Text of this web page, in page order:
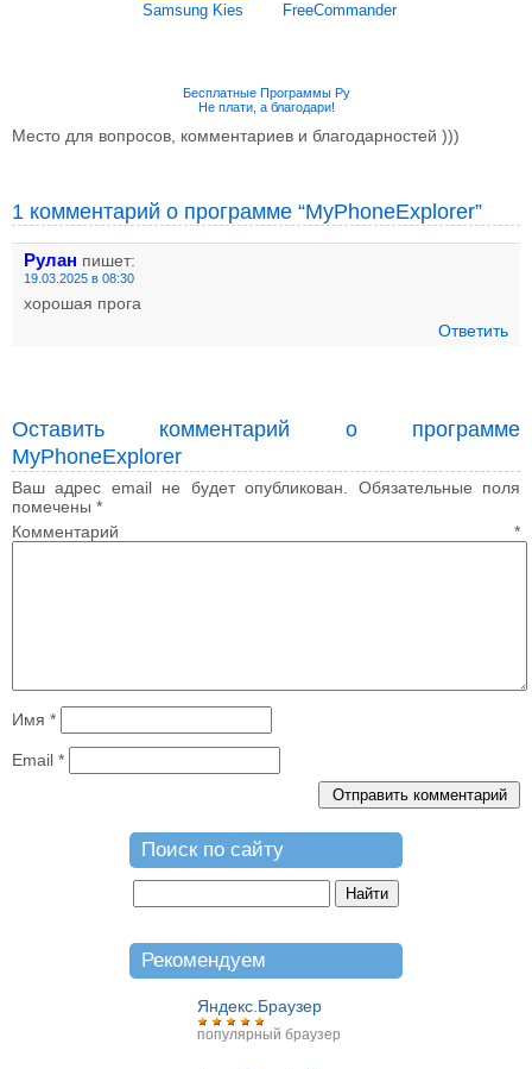
Samsung Kies FreeCommander
Бесплатные Программы Ру
Не плати, а благодари!
Место для вопросов, комментариев и благодарностей )))
1 комментарий о программе “MyPhoneExplorer”
Рулан пишет:
19.03.2025 в 08:30
хорошая прога
Ответить
Оставить комментарий о программе
MyPhoneExplorer
Ваш адрес email не будет опубликован.
Обязательные поля
помечены *
Комментарий *
Имя *
Email *
Поиск по сайту
Рекомендуем
Яндекс.Браузер
популярный браузер